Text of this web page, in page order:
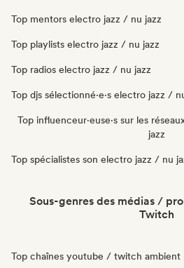
Top mentors electro jazz / nu jazz
Top playlists electro jazz / nu jazz
Top radios electro jazz / nu jazz
Top djs sélectionné·e·s electro jazz /
Top influenceur·euse·s sur les
jazz
Top spécialistes son electro jazz / nu
Sous-genres des médias /
Twitch
Top chaînes youtube / twitch ambient